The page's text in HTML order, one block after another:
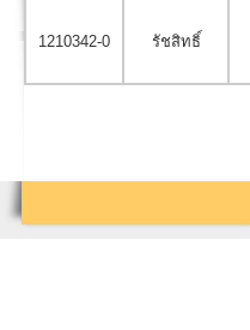
1210342-0 รัชสิทธิ์